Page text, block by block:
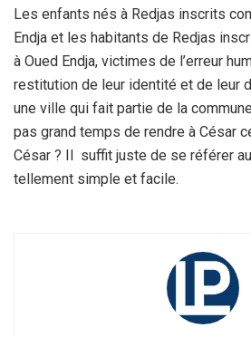
Les enfants nés à Redjas inscrits
Endja et les habitants de Redjas
à Oued Endja, victimes de l’erreur
restitution de leur identité et de leur
une ville qui fait partie de la commune
pas grand temps de rendre à César
César ? Il suffit juste de se référer
tellement simple et facile.